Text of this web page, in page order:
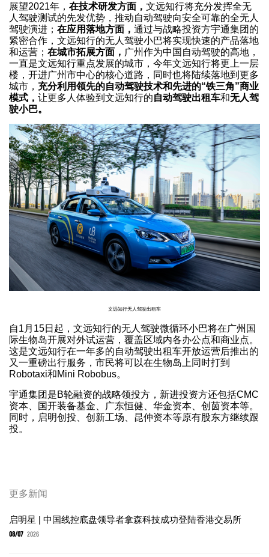
展望2021年， 在技术研发方面， 文远知行将充分发挥全无
人驾驶测试的先发优势，推动自动驾驶向安全可靠的全无人
驾驶演进； 在应用落地方面， 通过与战略投资方宇通集团的
紧密合作，文远知行的无人驾驶小巴将实现快速的产品落地
和运营； 在城市拓展方面， 广州作为中国自动驾驶的高地，
一直是文远知行重点发展的城市，今年文远知行将更上一层
楼，开进广州市中心的核心道路，同时也将陆续落地到更多
城市， 充分利用领先的自动驾驶技术和先进的“铁三角”商业
模式， 让更多人体验到文远知行的自动驾驶出租车和无人驾
驶小巴。
文远知行无人驾驶出租车
自1月15日起，文远知行的无人驾驶微循环小巴将在广州国
际生物岛开展对外试运营，覆盖区域内各办公点和商业点。
这是文远知行在一年多的自动驾驶出租车开放运营后推出的
又一重磅出行服务，市民将可以在生物岛上同时打到
Robotaxi和Mini Robobus。
宇通集团是B轮融资的战略领投方，新进投资方还包括CMC
资本、国开装备基金、广东恒健、华金资本、创茵资本等。
同时，启明创投、创新工场、昆仲资本等原有股东方继续跟
投。
更多新闻
启明星 | 中国线控底盘领导者拿森科技成功登陆香港交易所
08/07 2026